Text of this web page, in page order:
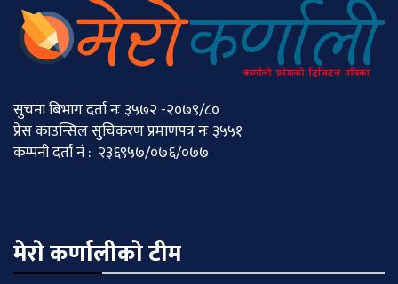
सुचना बिभाग दर्ता नः ३५७२ -२०७९/८०
प्रेस काउन्सिल सुचिकरण प्रमाणपत्र नः ३५५१
कम्पनी दर्ता नं : २३६९५७/०७६/०७७
मेराे कर्णालीकाे टीम